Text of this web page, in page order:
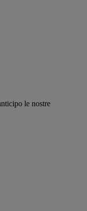
le nostre